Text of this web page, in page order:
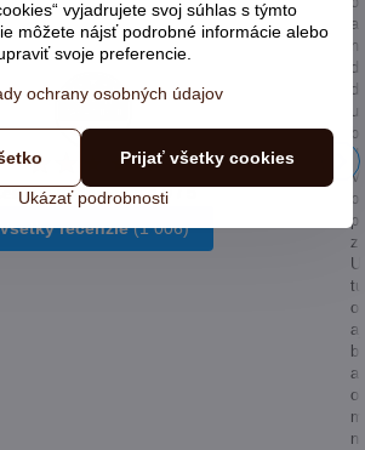
hodnotenie4.9 / 5
recenzie(1 006)
a
tu
aj
a
vyjadrujete svoj súhlas s týmto
môžete nájsť podrobné informácie alebo
svoje preferencie.
ochrany osobných údajov
Ukázať podrobnosti
Prijať všetky cookies